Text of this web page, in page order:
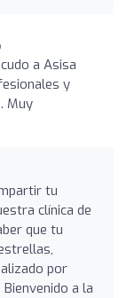
a Asisa
y
Muy
tu
clínica de
que tu
por
a la